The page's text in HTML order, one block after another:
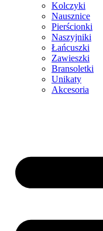
Kolczyki
Nausznice
Pierścionki
Naszyjniki
Łańcuszki
Zawieszki
Bransoletki
Unikaty
Akcesoria